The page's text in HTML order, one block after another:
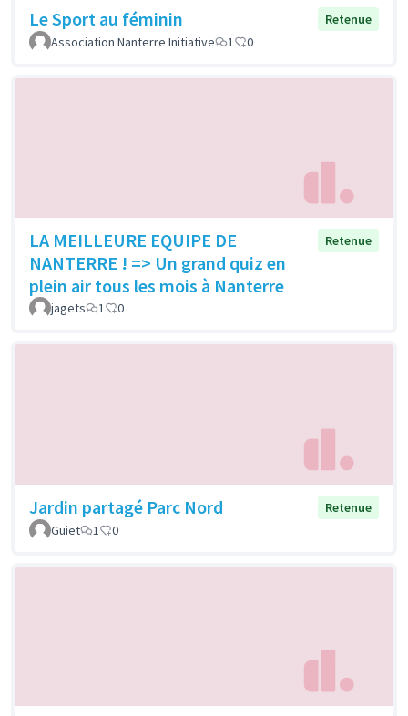
Le Sport au féminin
Retenue
Association Nanterre Initiative
1 0
LA MEILLEURE EQUIPE DE
NANTERRE ! => Un grand quiz en
plein air tous les mois à Nanterre
Retenue
jagets 1 0
Jardin partagé Parc Nord
Retenue
Guiet
1 0